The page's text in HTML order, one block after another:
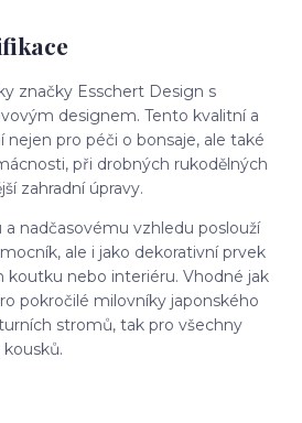
značky Esschert Design s
designem. Tento kvalitní a
nejen pro péči o bonsaje, ale také
při drobných rukodělných
zahradní úpravy.
nadčasovému vzhledu poslouží
ale i jako dekorativní prvek
koutku nebo interiéru. Vhodné jak
pokročilé milovníky japonského
stromů, tak pro všechny